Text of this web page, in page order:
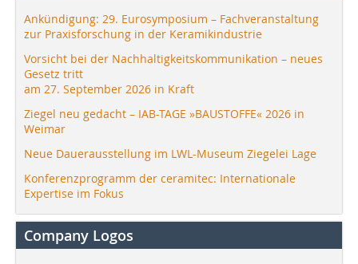
Ankündigung: 29. Eurosymposium – Fachveranstaltung
zur Praxisforschung in der Keramikindustrie
Vorsicht bei der Nachhaltigkeitskommunikation – neues
Gesetz tritt
am 27. September 2026 in Kraft
Ziegel neu gedacht – IAB-TAGE »BAUSTOFFE« 2026 in
Weimar
Neue Dauerausstellung im LWL-Museum Ziegelei Lage
Konferenzprogramm der ceramitec: Internationale
Expertise im Fokus
Company Logos